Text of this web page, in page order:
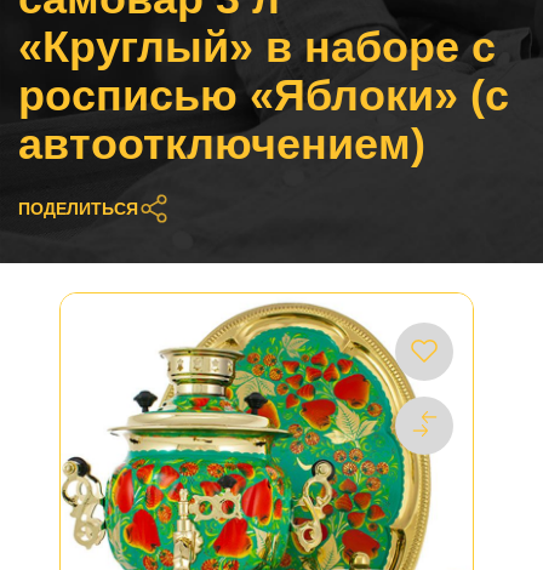
«Круглый» в наборе с
росписью «Яблоки» (с
автоотключением)
ПОДЕЛИТЬСЯ